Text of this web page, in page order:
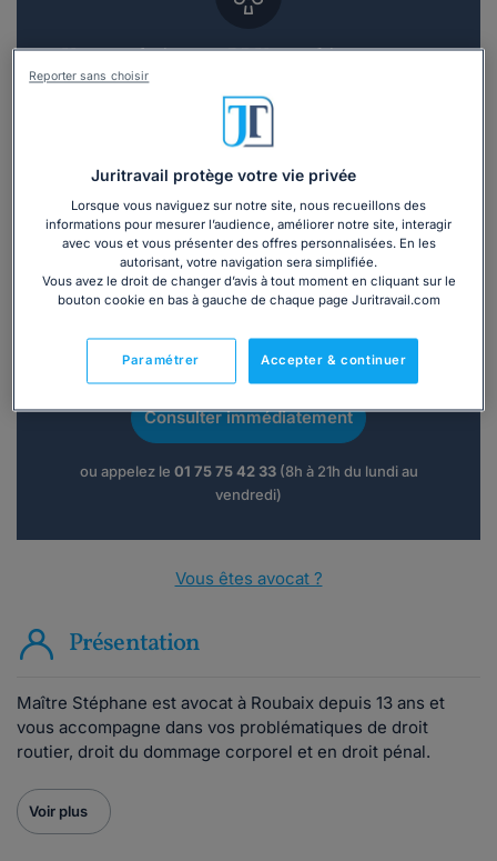
Vous souhaitez un RDV en cabinet avec un
Recevoir des devis d'avocats
3 devis en 48h
Vous souhaitez une consultation par
téléphone ?
Consulter immédiatement
ou appelez le 01 75 75 42 33(8h à 21h du lundi au
vendredi)
Vous êtes avocat ?
Présentation
Maître Stéphane est avocat à Roubaix depuis 13 ans et
vous accompagne dans vos problématiques de droit
routier, droit du dommage corporel et en droit pénal.
Voir plus
Juritravail protège votre vie privée
Lorsque vous naviguez sur notre site, nous recueillons des
informations pour mesurer l’audience, améliorer notre site, interagir
avec vous et vous présenter des offres personnalisées. En les
autorisant, votre navigation sera simplifiée.
Vous avez le droit de changer d’avis à tout moment en cliquant sur le
bouton cookie en bas à gauche de chaque page Juritravail.com
Accepter & continuer
Paramétrer
Reporter sans choisir